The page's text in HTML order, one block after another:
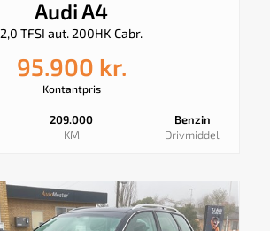
Audi A4
2,0 TFSI aut. 200HK Cabr.
95.900 kr.
Kontantpris
209.000
KM
Benzin
Drivmiddel